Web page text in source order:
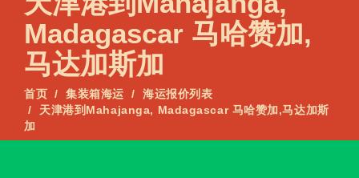
Madagascar 马哈赞加,
马达加斯加
首页 集装箱海运
海运报价列表
天津港到Mahajanga, Madagascar 马哈赞加,马达加斯
加